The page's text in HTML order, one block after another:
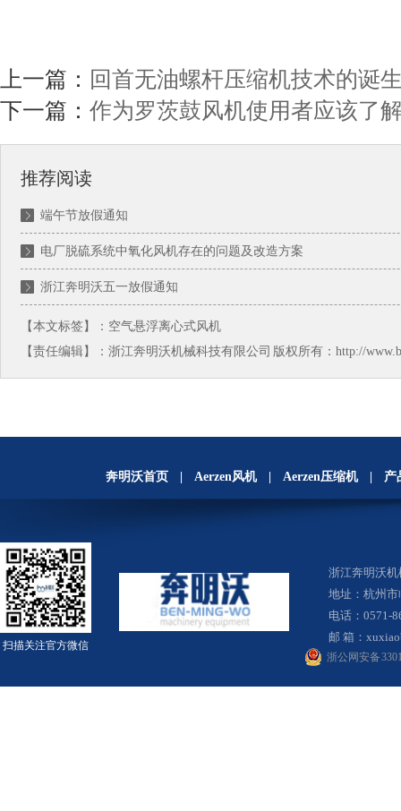
上一篇： 回首无油螺杆压缩机技术的诞
下一篇： 作为罗茨鼓风机使用者应该了
推荐阅读
端午节放假通知
电厂脱硫系统中氧化风机存在的问题及改造方案
浙江奔明沃五一放假通知
【本文标签】： 空气悬浮离心式风机
【责任编辑】： 浙江奔明沃机械科技有限公司 版权所有：http://
奔明沃首页 Aerzen风机 Aerzen压缩机 产
扫描关注官方微信
浙江奔明沃
地址：杭州
电话：
邮 箱：
浙公网安备